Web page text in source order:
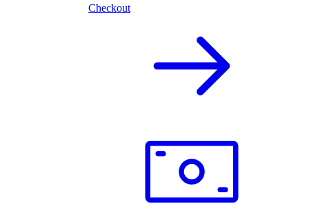
Checkout